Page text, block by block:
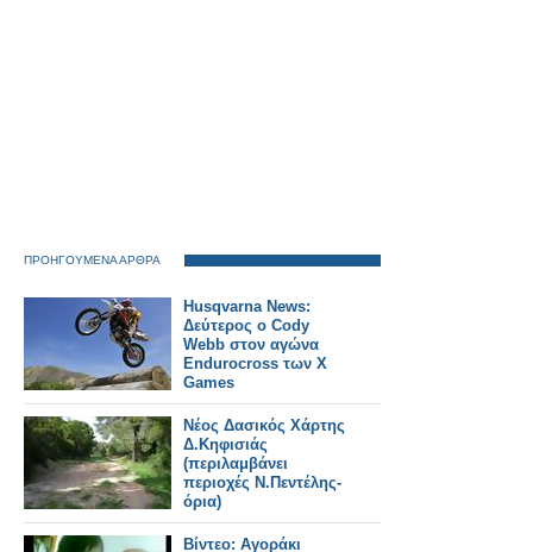
ΠΡΟΗΓΟΥΜΕΝΑ ΑΡΘΡΑ
Husqvarna News:
Δεύτερος ο Cody
Webb στον αγώνα
Endurocross των X
Games
Νέος Δασικός Χάρτης
Δ.Κηφισιάς
(περιλαμβάνει
περιοχές Ν.Πεντέλης-
όρια)
Βίντεο: Αγοράκι